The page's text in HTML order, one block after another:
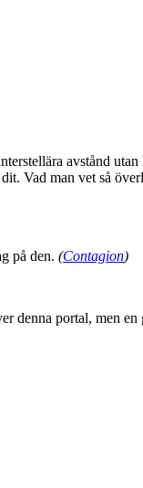
avstånd
Vad man vet så
på den. (Contagion)
denna portal, men en